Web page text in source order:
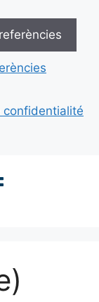
confidentialité